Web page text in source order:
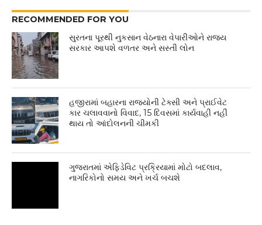
RECOMMENDED FOR YOU
સુરતના પૂરથી નુકસાન વેઠનારા વેપારીઓને રાજય
સરકાર આપશે વળતર અને સસ્તી લોન
હજીરામાં બહારના રાજ્યોની ટેક્સી અને પ્રાઈવેટ
કાર ચલાવવાનો વિવાદ, 15 દિવસમાં કાર્યવાહી નહીં
થાય તો આંદોલનની ચીમકી
ગુજરાતમાં એફિડેવિટ પ્રક્રિયામાં મોટો બદલાવ,
નાગરિકોનો સમય અને ખર્ચ બચશે